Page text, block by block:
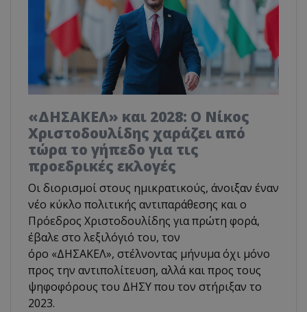
«ΔΗΣΑΚΕΛ» και 2028: Ο Νίκος
Χριστοδουλίδης χαράζει από
τώρα το γήπεδο για τις
προεδρικές εκλογές
Οι διορισμοί στους ημικρατικούς, άνοιξαν έναν
νέο κύκλο πολιτικής αντιπαράθεσης και ο
Πρόεδρος Χριστοδουλίδης για πρώτη φορά,
έβαλε στο λεξιλόγιό του, τον
όρο «ΔΗΣΑΚΕΛ», στέλνοντας μήνυμα όχι μόνο
προς την αντιπολίτευση, αλλά και προς τους
ψηφοφόρους του ΔΗΣΥ που τον στήριξαν το
2023.